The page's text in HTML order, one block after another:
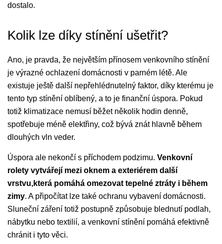
dostalo.
Kolik lze díky stínění ušetřit?
Ano, je pravda, že největším přínosem venkovního stínění
je výrazné ochlazení domácnosti v parném létě. Ale
existuje ještě další nepřehlédnutelný faktor, díky kterému je
tento typ stínění oblíbený, a to je finanční úspora. Pokud
totiž klimatizace nemusí běžet několik hodin denně,
spotřebuje méně elektřiny, což bývá znát hlavně během
dlouhých vln veder.
Úspora ale nekončí s příchodem podzimu. Venkovní
rolety vytvářejí mezi oknem a exteriérem další
vrstvu,která pomáhá omezovat tepelné ztráty i během
zimy. A připočítat lze také ochranu vybavení domácnosti.
Sluneční záření totiž postupně způsobuje blednutí podlah,
nábytku nebo textilií, a venkovní stínění pomáhá efektivně
chránit i tyto věci.